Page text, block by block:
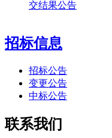
交结果公告
招标信息
招标公告
变更公告
中标公告
联系我们